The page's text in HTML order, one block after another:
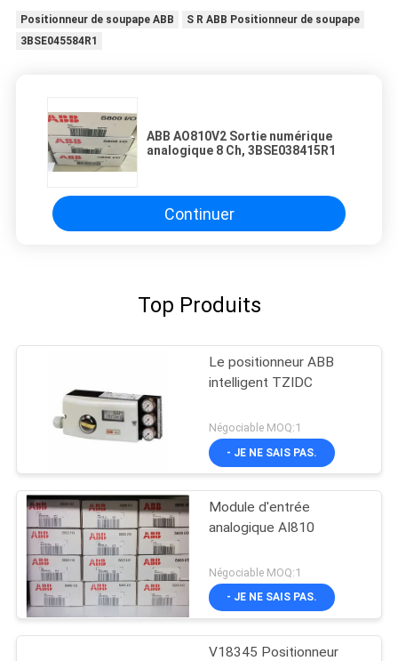
Positionneur de soupape ABB
S R ABB Positionneur de soupape
3BSE045584R1
ABB AO810V2 Sortie numérique
analogique 8 Ch, 3BSE038415R1
Continuer
Top Produits
Le positionneur ABB
intelligent TZIDC
Négociable MOQ:1
- JE NE SAIS PAS.
Module d'entrée
analogique AI810
Négociable MOQ:1
- JE NE SAIS PAS.
V18345 Positionneur